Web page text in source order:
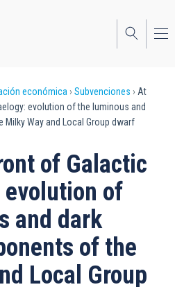
económica Subvenciones
At
evolution of the luminous and
Way and Local Group dwarf
of Galactic
of
and dark
of the
Local Group